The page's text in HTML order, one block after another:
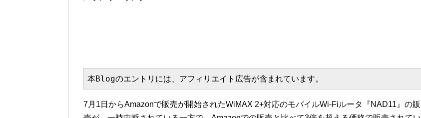
本Blogのエントリには、アフィリエイト広告が含まれています。
7月1日からAmazonで販売が開始されたWiMAX 2+対応のモバイルWi-Fiルータ『NAD11』の販